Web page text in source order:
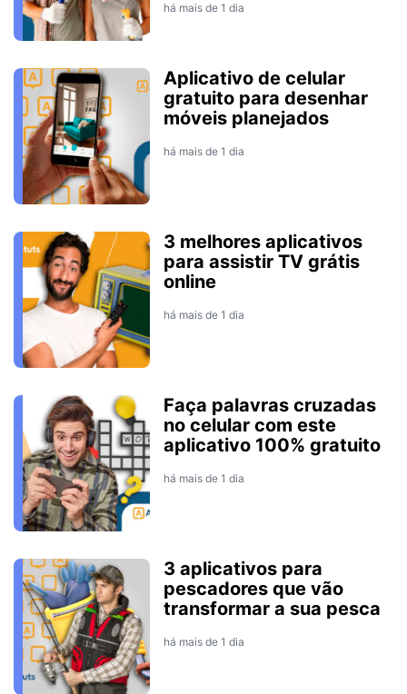
há mais de 1 dia
Aplicativo de celular
gratuito para desenhar
móveis planejados
há mais de 1 dia
3 melhores aplicativos
para assistir TV grátis
online
há mais de 1 dia
Faça palavras cruzadas
no celular com este
aplicativo 100% gratuito
há mais de 1 dia
3 aplicativos para
pescadores que vão
transformar a sua pesca
há mais de 1 dia